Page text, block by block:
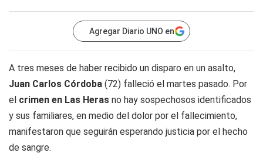
Agregar Diario UNO en
A tres meses de haber recibido un disparo en un asalto,
Juan Carlos Córdoba (72) falleció el martes pasado. Por
el crimen en Las Heras no hay sospechosos identificados
y sus familiares, en medio del dolor por el fallecimiento,
manifestaron que seguirán esperando justicia por el hecho
de sangre.